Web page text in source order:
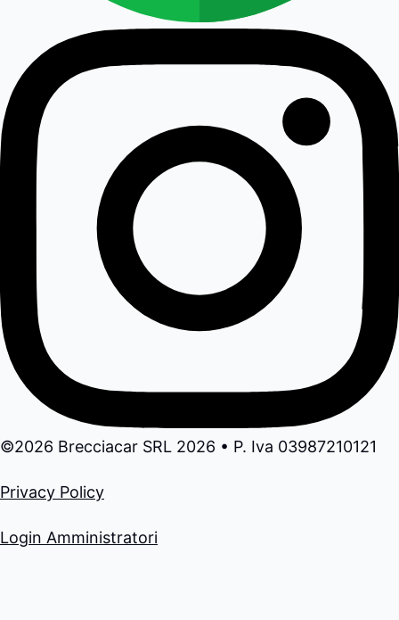
©2026 Brecciacar SRL 2026 • P. Iva 03987210121
Privacy Policy
Login Amministratori